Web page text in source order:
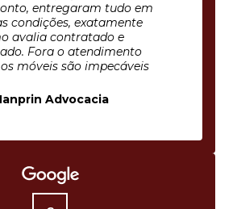
entregaram tudo em
condições, exatamente
avalia contratado e
Fora o atendimento
móveis são impecáveis
Advocacia